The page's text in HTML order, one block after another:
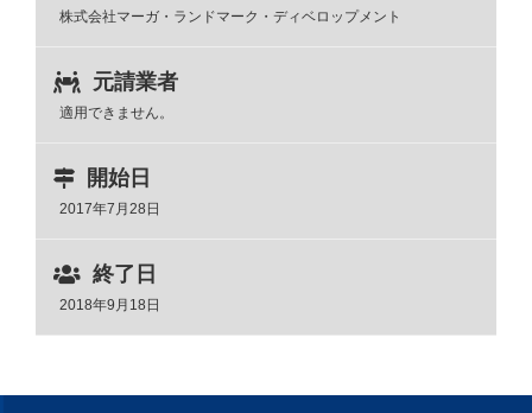
株式会社マーガ・ランドマーク・ディベロップメント
元請業者
適用できません。
開始日
2017年7月28日
終了日
2018年9月18日